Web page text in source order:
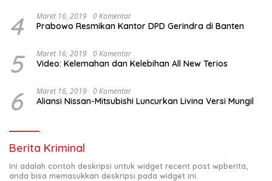
4 Maret 16, 2019 0 Komentar
Prabowo Resmikan Kantor DPD Gerindra di Banten
5 Maret 16, 2019 0 Komentar
Video: Kelemahan dan Kelebihan All New Terios
6 Maret 16, 2019 0 Komentar
Aliansi Nissan-Mitsubishi Luncurkan Livina Versi Mungil
Berita Kriminal
Ini adalah contoh deskripsi untuk widget recent post wpberita,
anda bisa memasukkan deskripsi pada widget ini.